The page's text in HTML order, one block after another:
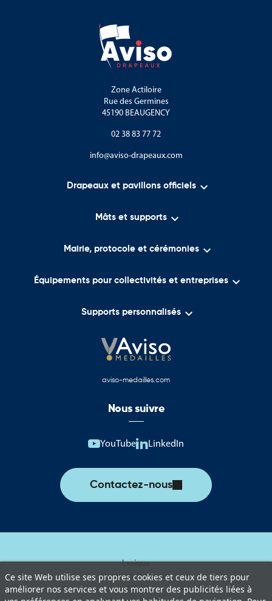
Zone Actiloire
Rue des Germines
45190 BEAUGENCY
02 38 83 77 72
info@aviso-drapeaux.com
Drapeaux et pavillons officiels 
Mâts et supports 
Mairie, protocole et cérémonies 
Équipements pour collectivités et entreprises 
Supports personnalisés 
Ce site Web utilise ses propres cookies et ceux de tiers pour
améliorer nos services et vous montrer des publicités liées à
aviso-medailles.com
Nous suivre
YouTube LinkedIn
Contactez-nous
Lexique
Livraison et retours
C.G.V